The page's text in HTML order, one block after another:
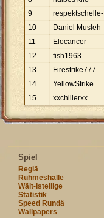
9
respektschelle-
10
Daniel Musleh
11
Elocancer
12
fish1963
13
Firestrike777
14
YellowStrike
15
xxchillerxx
Spiel
Reglä
Ruhmeshalle
Wält-Istellige
Statistik
Speed Rundä
Wallpapers